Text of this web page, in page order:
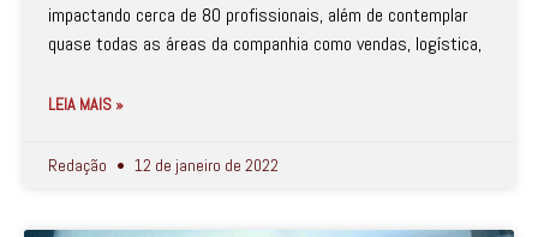
impactando cerca de 80 profissionais, além de contemplar
quase todas as áreas da companhia como vendas, logística,
LEIA MAIS »
Redação 12 de janeiro de 2022